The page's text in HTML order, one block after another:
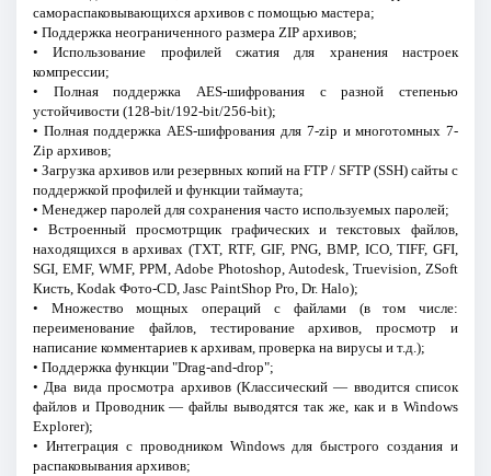
самораспаковывающихся архивов с помощью мастера;
• Поддержка неограниченного размера ZIP архивов;
• Использование профилей сжатия для хранения настроек
компрессии;
• Полная поддержка AES-шифрования с разной степенью
устойчивости (128-bit/192-bit/256-bit);
• Полная поддержка AES-шифрования для 7-zip и многотомных 7-
Zip архивов;
• Загрузка архивов или резервных копий на FTP / SFTP (SSH) сайты с
поддержкой профилей и функции таймаута;
• Менеджер паролей для сохранения часто используемых паролей;
• Встроенный просмотрщик графических и текстовых файлов,
находящихся в архивах (TXT, RTF, GIF, PNG, BMP, ICO, TIFF, GFI,
SGI, EMF, WMF, PPM, Adobe Photoshop, Autodesk, Truevision, ZSoft
Кисть, Kodak Фото-CD, Jasc PaintShop Pro, Dr. Halo);
• Множество мощных операций с файлами (в том числе:
переименование файлов, тестирование архивов, просмотр и
написание комментариев к архивам, проверка на вирусы и т.д.);
• Поддержка функции "Drag-and-drop";
• Два вида просмотра архивов (Классический — вводится список
файлов и Проводник — файлы выводятся так же, как и в Windows
Explorer);
• Интеграция с проводником Windows для быстрого создания и
распаковывания архивов;